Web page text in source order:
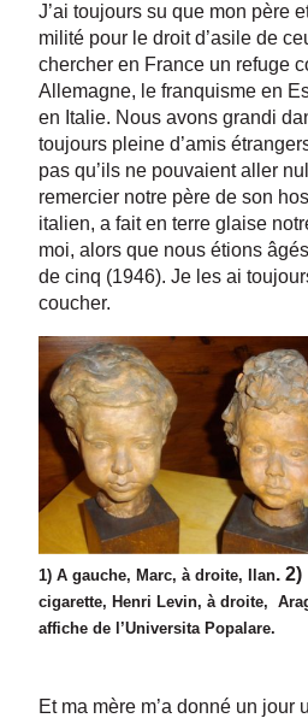
J’ai toujours su que mon père
milité pour le droit d’asile de
chercher en France un refuge
Allemagne, le franquisme en
en Italie. Nous avons grandi
toujours pleine d’amis
pas qu’ils ne pouvaient aller
remercier notre père de son
italien, a fait en terre glaise
moi, alors que nous étions
de cinq (1946). Je les ai
coucher.
1) A gauche, Marc, à droite, Ilan. 2)
cigarette, Henri Levin, à droite,
affiche de
Et ma mère m’a donné un jour